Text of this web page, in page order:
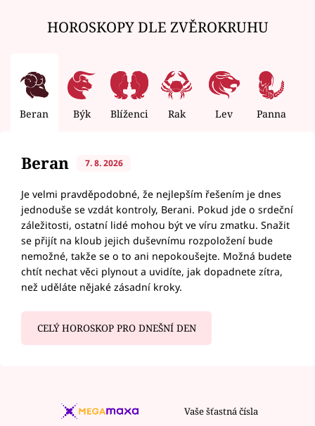
HOROSKOPY DLE ZVĚROKRUHU
Beran Býk Blíženci Rak Lev Panna
Beran 7. 8. 2026
Je velmi pravděpodobné, že nejlepším řešením je dnes
jednoduše se vzdát kontroly, Berani. Pokud jde o srdeční
záležitosti, ostatní lidé mohou být ve víru zmatku. Snažit
se přijít na kloub jejich duševnímu rozpoložení bude
nemožné, takže se o to ani nepokoušejte. Možná budete
chtít nechat věci plynout a uvidíte, jak dopadnete zítra,
než uděláte nějaké zásadní kroky.
CELÝ HOROSKOP PRO DNEŠNÍ DEN
Vaše šťastná čísla